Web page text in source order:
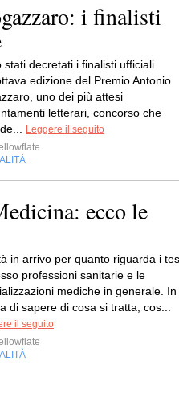
i finalisti
stati decretati i finalisti ufficiali
edizione del Premio Antonio
uno dei più attesi
letterari, concorso che
Leggere il seguito
ecco le
in arrivo per quanto riguarda i
professioni sanitarie e le
mediche in generale. In
di sapere di cosa si tratta, cos...
il seguito